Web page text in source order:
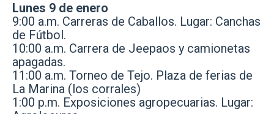
Lunes 9 de enero
9:00 a.m. Carreras de Caballos. Lugar: Canchas
de Fútbol.
10:00 a.m. Carrera de Jeepaos y camionetas
apagadas.
11:00 a.m. Torneo de Tejo. Plaza de ferias de
La Marina (los corrales)
1:00 p.m. Exposiciones agropecuarias. Lugar: